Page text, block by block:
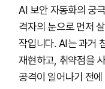
AI 보안 자동화의 궁
격자의 눈으로 먼저
작입니다. AI는 과거
재현하고, 취약점을
공격이 일어나기 전